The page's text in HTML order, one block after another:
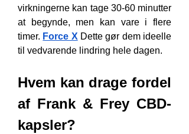
virkningerne kan tage 30-60 minutter
at begynde, men kan vare i flere
timer. Force X Dette gør dem ideelle
til vedvarende lindring hele dagen.
Hvem kan drage fordel
af Frank & Frey CBD-
kapsler?